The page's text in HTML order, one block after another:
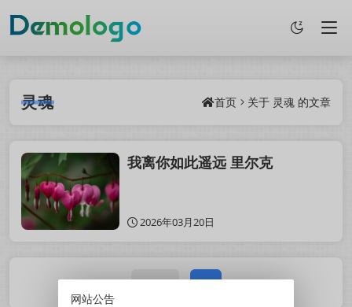
灵魂 首页 关于 灵魂 的文章
我离你如此遥远 里尔克
2026年03月20日
1 / 1 1
网站公告